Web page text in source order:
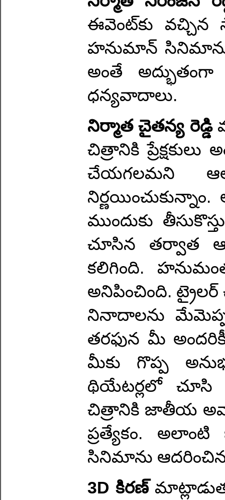
ఈవెంట్‌కు
హనుమాన్
అంతే అద్భుతంగా
ధన్యవాదాలు.
నిర్మాత చైతన్య రెడ్డి
చిత్రానికి
చేయగలమని
ముందుకు
చూసిన తర్వాత
కలిగింది.
అనిపించింది. ట్రైలర్
నినాదాలను
తరఫున మీ
మీకు గొప్ప
థియేటర్లలో చూసి
చిత్రానికి జాతీయ
ప్రత్యేకం.
సినిమాను ఆదరించిన
3D కిరణ్